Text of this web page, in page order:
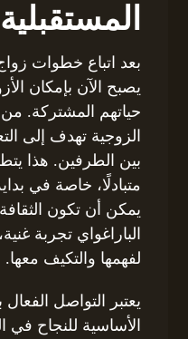
المستقبلية
بعد اتباع خطوات
يصبح الآن بإمكان
حياتهم المشتركة. من
الزوجية تهدف إلى
بين الطرفين. هذا
متبادلًا، خاصة في
يمكن أن تكون
الباراغواي تجربة
لفهمها والتكيف معها.
يعتبر التواصل
الأساسية للنجاح في